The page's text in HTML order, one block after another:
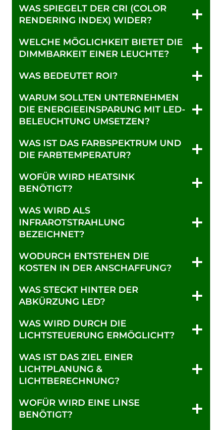
WAS SPIEGELT DER CRI (COLOR
RENDERING INDEX) WIDER?
WELCHE MÖGLICHKEIT BIETET DIE
DIMMBARKEIT EINER LEUCHTE?
WAS BEDEUTET ROI?
WARUM SOLLTEN UNTERNEHMEN
DIE ENERGIEEINSPARUNG MIT LED-
BELEUCHTUNG UMSETZEN?
WAS IST DAS FARBSPEKTRUM UND
DIE FARBTEMPERATUR?
WOFÜR WIRD HEATSINK
BENÖTIGT?
WAS WIRD ALS
INFRAROTSTRAHLUNG
BEZEICHNET?
WODURCH ENTSTEHEN DIE
KOSTEN IN DER ANSCHAFFUNG?
WAS STECKT HINTER DER
ABKÜRZUNG LED?
WAS WIRD DURCH DIE
LICHTSTEUERUNG ERMÖGLICHT?
WAS IST DAS ZIEL EINER
LICHTPLANUNG &
LICHTBERECHNUNG?
WOFÜR WIRD EINE LINSE
BENÖTIGT?